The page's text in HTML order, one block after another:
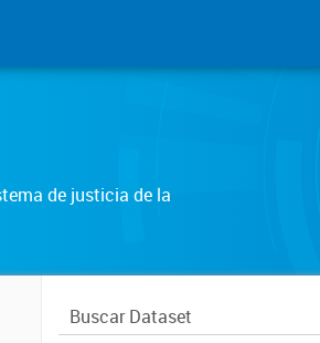
de justicia de la